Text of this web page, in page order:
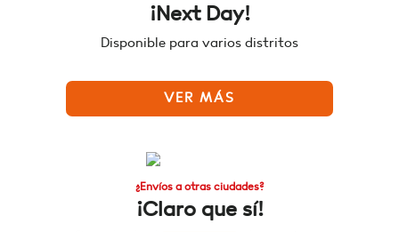
¡Next Day!
Disponible para varios distritos
VER MÁS
¿Envíos a otras ciudades?
¡Claro que sí!